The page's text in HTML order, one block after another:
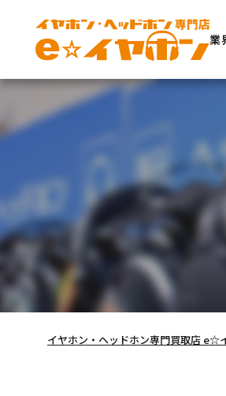
業
イヤホン・ヘッドホン専門買取店 e☆